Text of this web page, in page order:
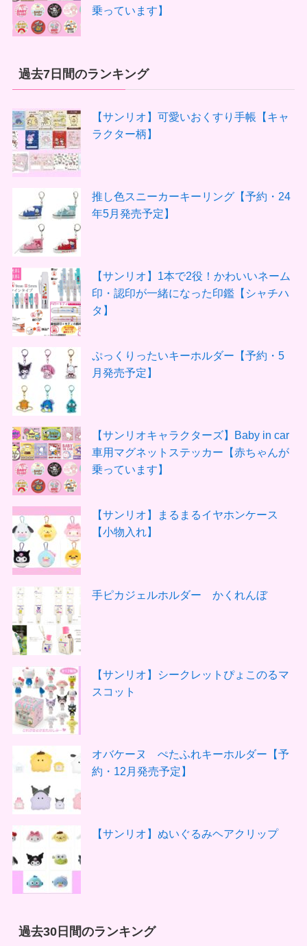
乗っています】
過去7日間のランキング
【サンリオ】可愛いおくすり手帳【キャ
ラクター柄】
推し色スニーカーキーリング【予約・24
年5月発売予定】
【サンリオ】1本で2役！かわいいネーム
印・認印が一緒になった印鑑【シャチハ
タ】
ぷっくりったいキーホルダー【予約・5
月発売予定】
【サンリオキャラクターズ】Baby in car
車用マグネットステッカー【赤ちゃんが
乗っています】
【サンリオ】まるまるイヤホンケース
【小物入れ】
手ピカジェルホルダー かくれんぼ
【サンリオ】シークレットぴょこのるマ
スコット
オバケーヌ ぺたふれキーホルダー【予
約・12月発売予定】
【サンリオ】ぬいぐるみヘアクリップ
過去30日間のランキング